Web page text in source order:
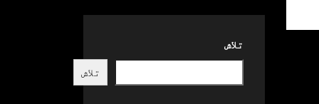
تلاش
تلاش